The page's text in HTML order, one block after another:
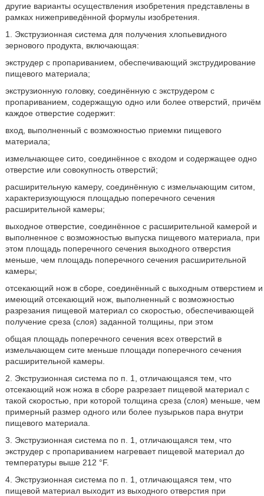
другие варианты осуществления изобретения представлены в
рамках нижеприведённой формулы изобретения.
1. Экструзионная система для получения хлопьевидного
зернового продукта, включающая:
экструдер с пропариванием, обеспечивающий экструдирование
пищевого материала;
экструзионную головку, соединённую с экструдером с
пропариванием, содержащую одно или более отверстий, причём
каждое отверстие содержит:
вход, выполненный с возможностью приемки пищевого
материала;
измельчающее сито, соединённое с входом и содержащее одно
отверстие или совокупность отверстий;
расширительную камеру, соединённую с измельчающим ситом,
характеризующуюся площадью поперечного сечения
расширительной камеры;
выходное отверстие, соединённое с расширительной камерой и
выполненное с возможностью выпуска пищевого материала, при
этом площадь поперечного сечения выходного отверстия
меньше, чем площадь поперечного сечения расширительной
камеры;
отсекающий нож в сборе, соединённый с выходным отверстием и
имеющий отсекающий нож, выполненный с возможностью
разрезания пищевой материал со скоростью, обеспечивающей
получение среза (слоя) заданной толщины, при этом
общая площадь поперечного сечения всех отверстий в
измельчающем сите меньше площади поперечного сечения
расширительной камеры.
2. Экструзионная система по п. 1, отличающаяся тем, что
отсекающий нож ножа в сборе разрезает пищевой материал с
такой скоростью, при которой толщина среза (слоя) меньше, чем
примерный размер одного или более пузырьков пара внутри
пищевого материала.
3. Экструзионная система по п. 1, отличающаяся тем, что
экструдер с пропариванием нагревает пищевой материал до
температуры выше 212 °F.
4. Экструзионная система по п. 1, отличающаяся тем, что
пищевой материал выходит из выходного отверстия при